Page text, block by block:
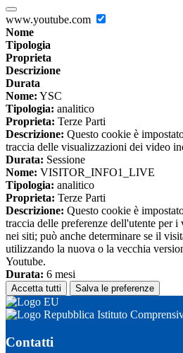
www.youtube.com
Nome
Tipologia
Proprieta
Descrizione
Durata
Nome: YSC
Tipologia: analitico
Proprieta: Terze Parti
Descrizione: Questo cookie è
traccia delle visualizzazioni dei video
Durata: Sessione
Nome: VISITOR_INFO1_LIVE
Tipologia: analitico
Proprieta: Terze Parti
Descrizione: Questo cookie è
traccia delle preferenze dell'utente per
nei siti; può anche determinare se il
utilizzando la nuova o la vecchia
Youtube.
Durata: 6 mesi
Accetta tutti Salva le preferenze
Istituto
Contatti